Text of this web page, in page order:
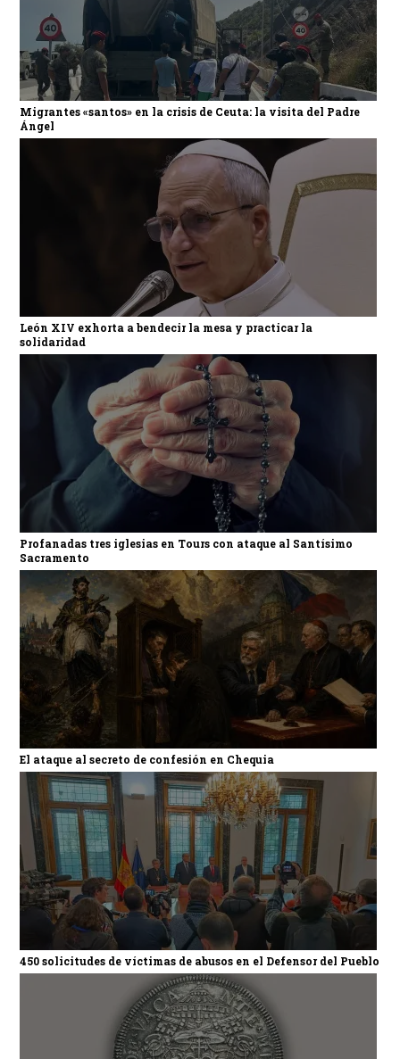
Migrantes «santos» en la crisis de Ceuta: la visita del Padre
Ángel
León XIV exhorta a bendecir la mesa y practicar la
solidaridad
Profanadas tres iglesias en Tours con ataque al Santísimo
Sacramento
El ataque al secreto de confesión en Chequia
450 solicitudes de víctimas de abusos en el Defensor del Pueblo